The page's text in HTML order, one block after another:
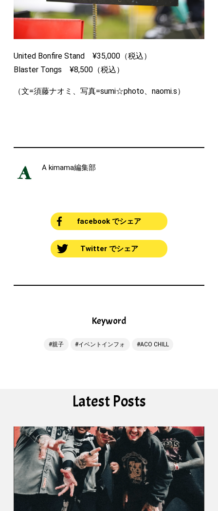
United Bonfire Stand ¥35,000（税込）
Blaster Tongs ¥8,500（税込）
（文=須藤ナオミ、写真=sumi☆photo、naomi.s）
A kimama編集部
facebook でシェア
Twitter でシェア
Keyword
親子 イベントインフォ ACO CHILL
Latest Posts